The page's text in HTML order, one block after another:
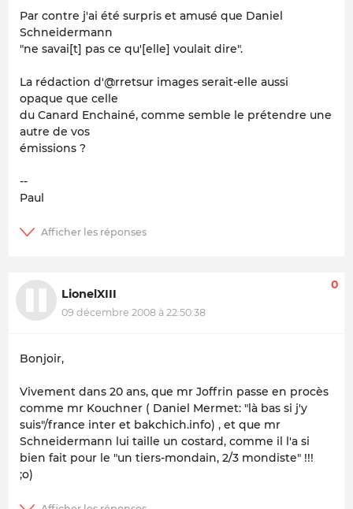
Par contre j'ai été surpris et amusé que Daniel
Schneidermann
"ne savai[t] pas ce qu'[elle] voulait dire".
La rédaction d'@rretsur images serait-elle aussi
opaque que celle
du Canard Enchainé, comme semble le prétendre une
autre de vos
émissions ?
--
Paul
LionelXIII
09 décembre 2008 à 22:50:38
0
Bonjoir,
Vivement dans 20 ans, que mr Joffrin passe en procès
comme mr Kouchner ( Daniel Mermet: "là bas si j'y
suis"/france inter et bakchich.info) , et que mr
Schneidermann lui taille un costard, comme il l'a si
bien fait pour le "un tiers-mondain, 2/3 mondiste" !!!
;o)